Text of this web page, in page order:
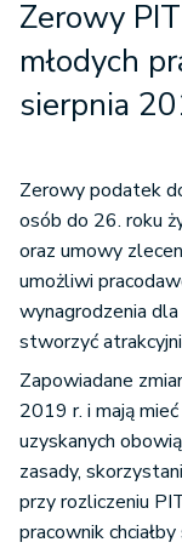
Zerowy
młodych
sierpnia
Zerowy podatek
osób do 26. roku
oraz umowy
umożliwi
wynagrodzenia
stworzyć
Zapowiadane
2019 r. i mają
uzyskanych
zasady,
przy rozliczeniu
pracownik